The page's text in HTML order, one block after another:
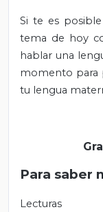
Si te es
tema de hoy
hablar una
momento para
tu lengua
Para saber
Lecturas